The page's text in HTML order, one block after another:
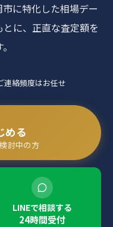
に特化した相場デー
に、正直な査定額を
連絡頻度はお任せ
める
討中の方
LINEで相談する
24時間受付